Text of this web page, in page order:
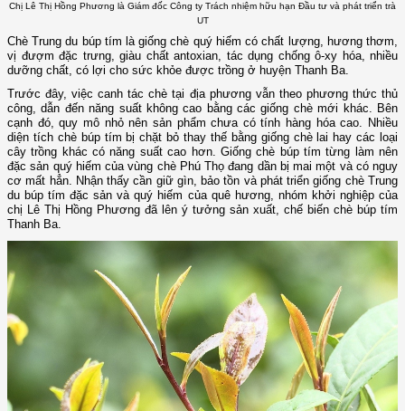
Chị Lê Thị Hồng Phương là Giám đốc Công ty Trách nhiệm hữu hạn Đầu tư và phát triển trà
UT
Chè Trung du búp tím là giống chè quý hiếm có chất lượng, hương thơm,
vị đượm đặc trưng, giàu chất antoxian, tác dụng chống ô-xy hóa, nhiều
dưỡng chất, có lợi cho sức khỏe được trồng ở huyện Thanh Ba.
Trước đây, việc canh tác chè tại địa phương vẫn theo phương thức thủ
công, dẫn đến năng suất không cao bằng các giống chè mới khác. Bên
cạnh đó, quy mô nhỏ nên sản phẩm chưa có tính hàng hóa cao. Nhiều
diện tích chè búp tím bị chặt bỏ thay thế bằng giống chè lai hay các loại
cây trồng khác có năng suất cao hơn. Giống chè búp tím từng làm nên
đặc sản quý hiếm của vùng chè Phú Thọ đang dần bị mai một và có nguy
cơ mất hẳn. Nhận thấy cần giữ gìn, bảo tồn và phát triển giống chè Trung
du búp tím đặc sản và quý hiếm của quê hương, nhóm khởi nghiệp của
chị Lê Thị Hồng Phương đã lên ý tưởng sản xuất, chế biến chè búp tím
Thanh Ba.